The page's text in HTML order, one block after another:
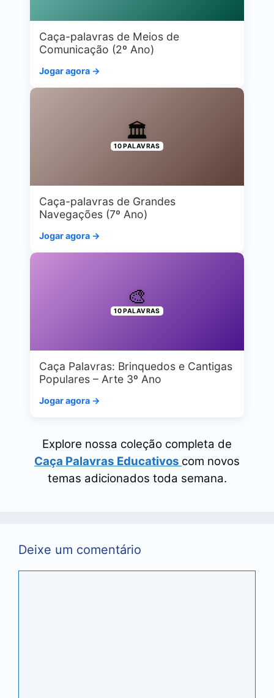
Caça-palavras de Meios de
Comunicação (2º Ano)
Jogar agora →
🏛️
10 PALAVRAS
Caça-palavras de Grandes
Navegações (7º Ano)
Jogar agora →
🎨
10 PALAVRAS
Caça Palavras: Brinquedos e Cantigas
Populares – Arte 3º Ano
Jogar agora →
Explore nossa coleção completa de
Caça Palavras Educativos com novos
temas adicionados toda semana.
Deixe um comentário